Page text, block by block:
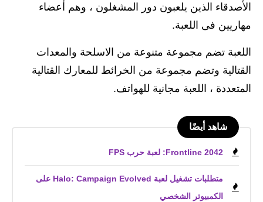
الأصدقاء الذين يلعبون دور المشغلون ، وهم أعضاء
مهاريين فى اللعبة.
اللعبة تضم مجموعة متنوعة من الاسلحة والمعدات
القتالية وتضم مجموعة من الخرائط للمعارك القتالية
المتعددة ، اللعبة مجانية للهواتف.
شاهد أيضًا
Frontline 2042: لعبة حرب FPS
متطلبات تشغيل لعبة Halo: Campaign Evolved على
الكمبيوتر الشخصي